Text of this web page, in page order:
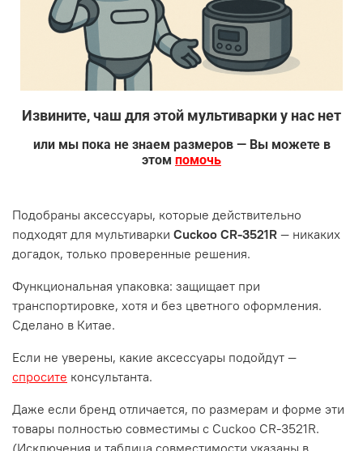
Извините, чаш для этой мультиварки у нас нет
или мы пока не знаем размеров — Вы можете в
этом помочь
Подобраны аксессуары, которые действительно
подходят для мультиварки Cuckoo CR-3521R — никаких
догадок, только проверенные решения.
Функциональная упаковка: защищает при
транспортировке, хотя и без цветного оформления.
Сделано в Китае.
Если не уверены, какие аксессуары подойдут —
спросите консультанта.
Даже если бренд отличается, по размерам и форме эти
товары полностью совместимы с Cuckoo CR-3521R.